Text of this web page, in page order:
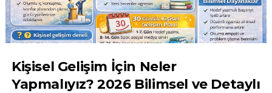
Kişisel Gelişim İçin Neler
Yapmalıyız? 2026 Bilimsel ve Detaylı